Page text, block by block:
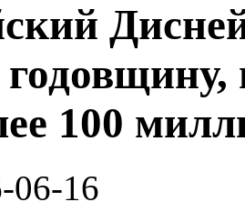
100
06-16